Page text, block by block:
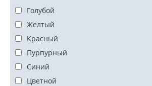
Голубой
Желтый
Красный
Пурпурный
Синий
Цветной